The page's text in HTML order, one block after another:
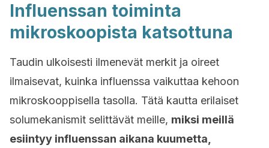
Influenssan toiminta
mikroskoopista katsottuna
Taudin ulkoisesti ilmenevät merkit ja oireet
ilmaisevat, kuinka influenssa vaikuttaa kehoon
mikroskooppisella tasolla. Tätä kautta erilaiset
solumekanismit selittävät meille, miksi meillä
esiintyy influenssan aikana kuumetta,